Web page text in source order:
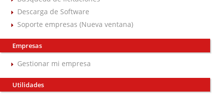
Descarga de Software
Soporte empresas (Nueva ventana)
Empresas
Gestionar mi empresa
Utilidades